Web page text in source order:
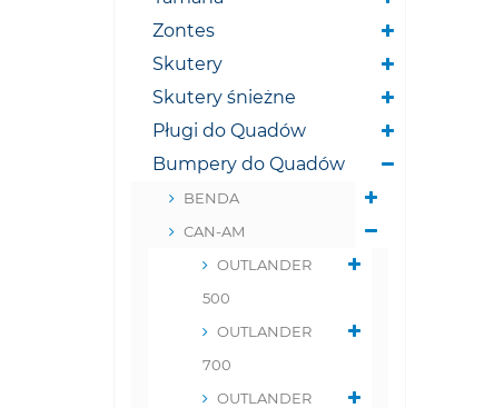
Zontes
Skutery
Skutery śnieżne
Pługi do Quadów
Bumpery do Quadów
BENDA
CAN-AM
OUTLANDER
500
OUTLANDER
700
OUTLANDER